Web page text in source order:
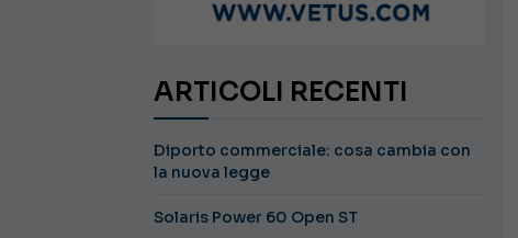
ARTICOLI RECENTI
Diporto commerciale: cosa cambia con
la nuova legge
Solaris Power 60 Open ST